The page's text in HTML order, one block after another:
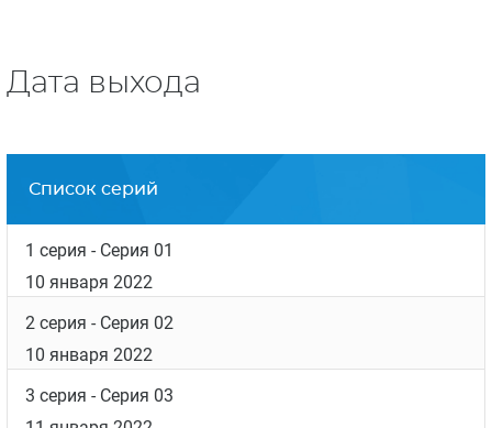
Дата выхода
Список серий
1 серия - Серия 01
10 января 2022
2 серия - Серия 02
10 января 2022
3 серия - Серия 03